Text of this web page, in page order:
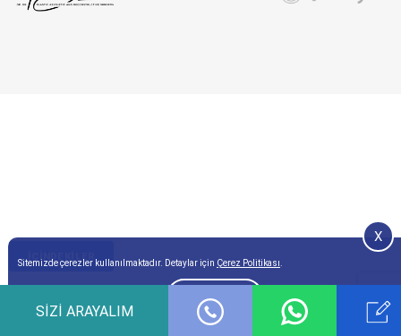
SIZI ARAYALIM
Sitemizde çerezler kullanılmaktadır. Detaylar için Çerez Politikası
Onay
X